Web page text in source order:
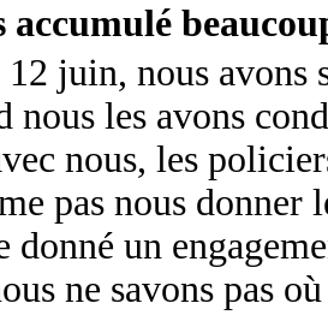
accumulé
juin, nous avons
nous les avons
nous, les
pas nous donner
donné un
ne savons pas